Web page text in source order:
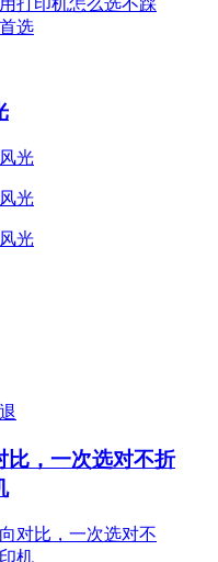
比，一次选对不折